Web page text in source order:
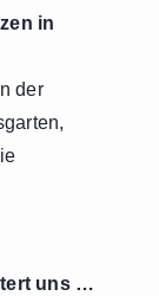
in
der
uns …